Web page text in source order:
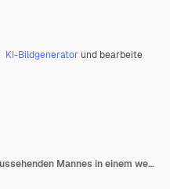
KI-Bildgenerator und bearbeite
Porträt eines fröhlichen gutaussehenden Mannes in einem weißen Hemd